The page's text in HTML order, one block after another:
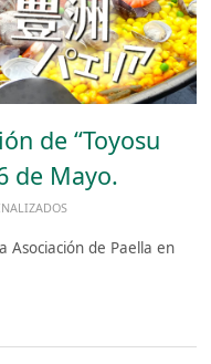
de “Toyosu
de Mayo.
de Paella en